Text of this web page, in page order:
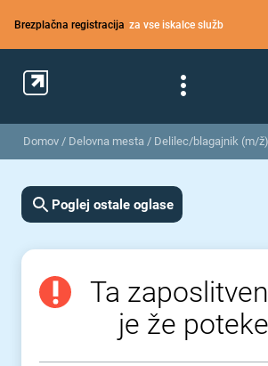
Brezplačna registracija za vse iskalce služb
Domov / Delovna mesta / Delilec/blagajnik (m/
Poglej ostale oglase
Ta
je že